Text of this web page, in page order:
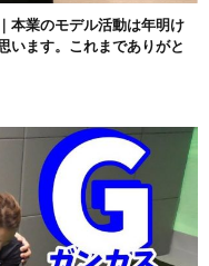
本業のモデル活動は年明け
います。これまでありがと